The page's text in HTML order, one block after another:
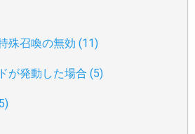
殊召喚の無効 (11)
が発動した場合 (5)